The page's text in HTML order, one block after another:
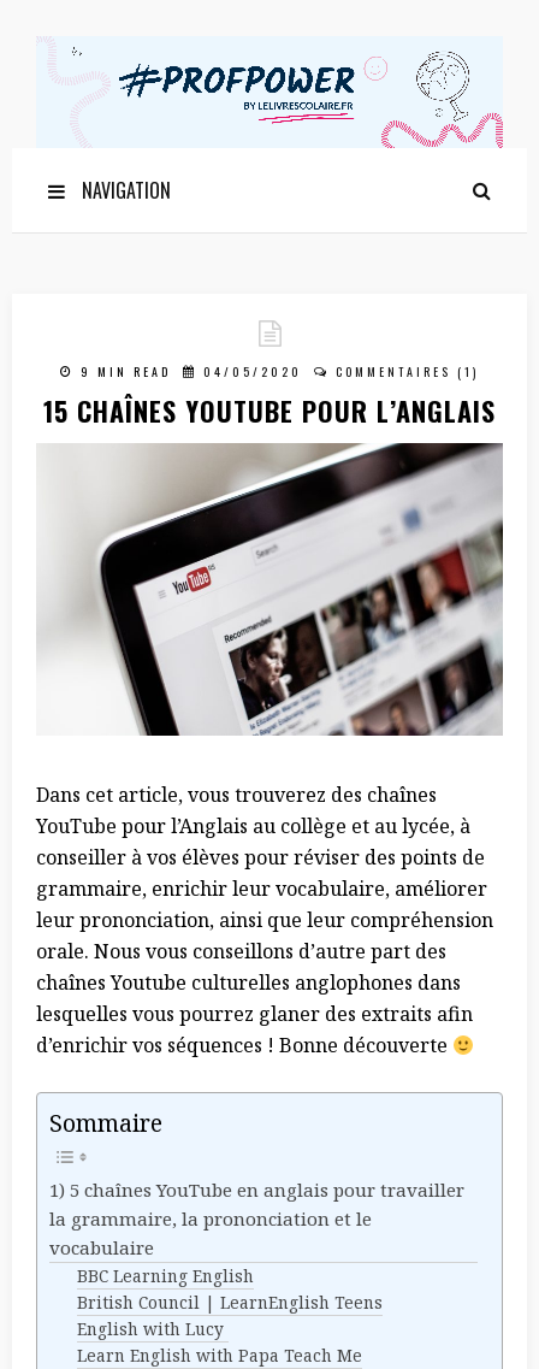
NAVIGATION
9 MIN READ 04/05/2020 COMMENTAIRES (1)
15 CHAÎNES YOUTUBE POUR L’ANGLAIS
Dans cet article, vous trouverez des chaînes
YouTube pour l’Anglais au collège et au lycée, à
conseiller à vos élèves pour réviser des points de
grammaire, enrichir leur vocabulaire, améliorer
leur prononciation, ainsi que leur compréhension
orale. Nous vous conseillons d’autre part des
chaînes Youtube culturelles anglophones dans
lesquelles vous pourrez glaner des extraits afin
d’enrichir vos séquences ! Bonne découverte
Sommaire
1) 5 chaînes YouTube en anglais pour travailler
la grammaire, la prononciation et le
vocabulaire
BBC Learning English
British Council | LearnEnglish Teens
English with Lucy
Learn English with Papa Teach Me